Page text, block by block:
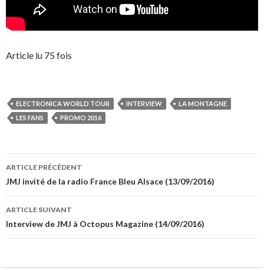
Article lu 75 fois
ELECTRONICA WORLD TOUR INTERVIEW
LA MONTAGNE
LES FANS
PROMO 2016
Navigation
des
articles
ARTICLE PRÉCÉDENT
JMJ invité de la radio France Bleu Alsace (13/09/2016)
ARTICLE SUIVANT
Interview de JMJ à Octopus Magazine (14/09/2016)